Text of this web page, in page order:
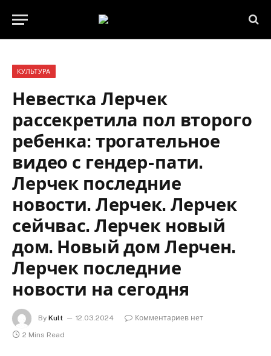
КУЛЬТУРА
Невестка Лерчек
рассекретила пол второго
ребенка: трогательное
видео с гендер-пати.
Лерчек последние
новости. Лерчек. Лерчек
сейчвас. Лерчек новый
дом. Новый дом Лерчен.
Лерчек последние
новости на сегодня
By Kult 12.03.2024
Комментариев нет
2 Mins Read